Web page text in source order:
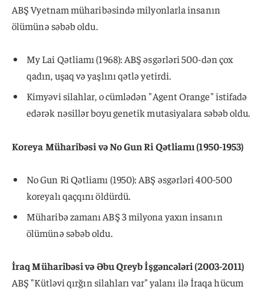
ABŞ Vyetnam müharibəsində milyonlarla insanın
ölümünə səbəb oldu.
My Lai Qətliamı (1968): ABŞ əsgərləri 500-dən çox
qadın, uşaq və yaşlını qətlə yetirdi.
Kimyəvi silahlar, o cümlədən "Agent Orange" istifadə
edərək nəsillər boyu genetik mutasiyalara səbəb oldu.
Koreya Müharibəsi və No Gun Ri Qətliamı (1950-1953)
No Gun Ri Qətliamı (1950): ABŞ əsgərləri 400-500
koreyalı qaçqını öldürdü.
Müharibə zamanı ABŞ 3 milyona yaxın insanın
ölümünə səbəb oldu.
İraq Müharibəsi və Əbu Qreyb İşgəncələri (2003-2011)
ABŞ "Kütləvi qırğın silahları var" yalanı ilə İraqa hücum